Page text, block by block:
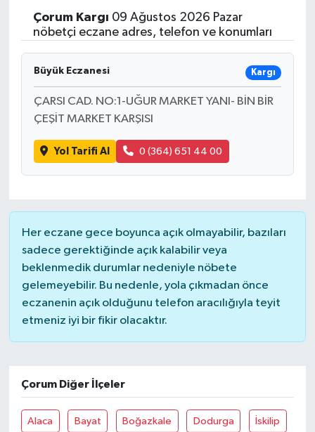
Çorum Kargı 09 Ağustos 2026 Pazar
nöbetçi eczane adres, telefon ve konumları
Büyük Eczanesi Kargı
ÇARSI CAD. NO:1-UĞUR MARKET YANI- BİN BİR
ÇEŞİT MARKET KARŞISI
Yol Tarifi Al 0 (364) 651 44 00
Her eczane gece boyunca açık olmayabilir, bazıları
sadece gerektiğinde açık kalabilir veya
beklenmedik durumlar nedeniyle nöbete
gelemeyebilir. Bu nedenle, yola çıkmadan önce
eczanenin açık olduğunu telefon aracılığıyla teyit
etmeniz iyi bir fikir olacaktır.
Çorum Diğer İlçeler
Alaca Bayat Boğazkale Dodurga İskilip